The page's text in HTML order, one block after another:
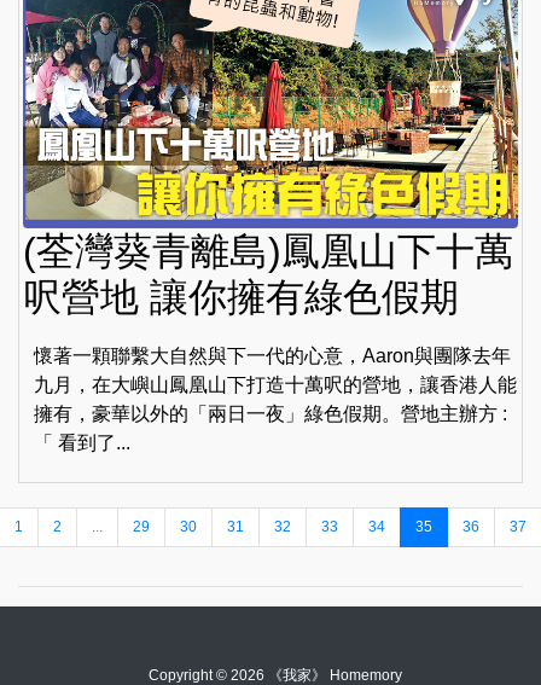
(荃灣葵青離島)鳳凰山下十萬
呎營地 讓你擁有綠色假期
懷著一顆聯繫大自然與下一代的心意，Aaron與團隊去年
九月，在大嶼山鳳凰山下打造十萬呎的營地，讓香港人能
擁有，豪華以外的「兩日一夜」綠色假期。營地主辦方 :
「 看到了...
1 2 29 30 31 32 33 34 35 36 37
Copyright © 2026 《我家》 Homemory